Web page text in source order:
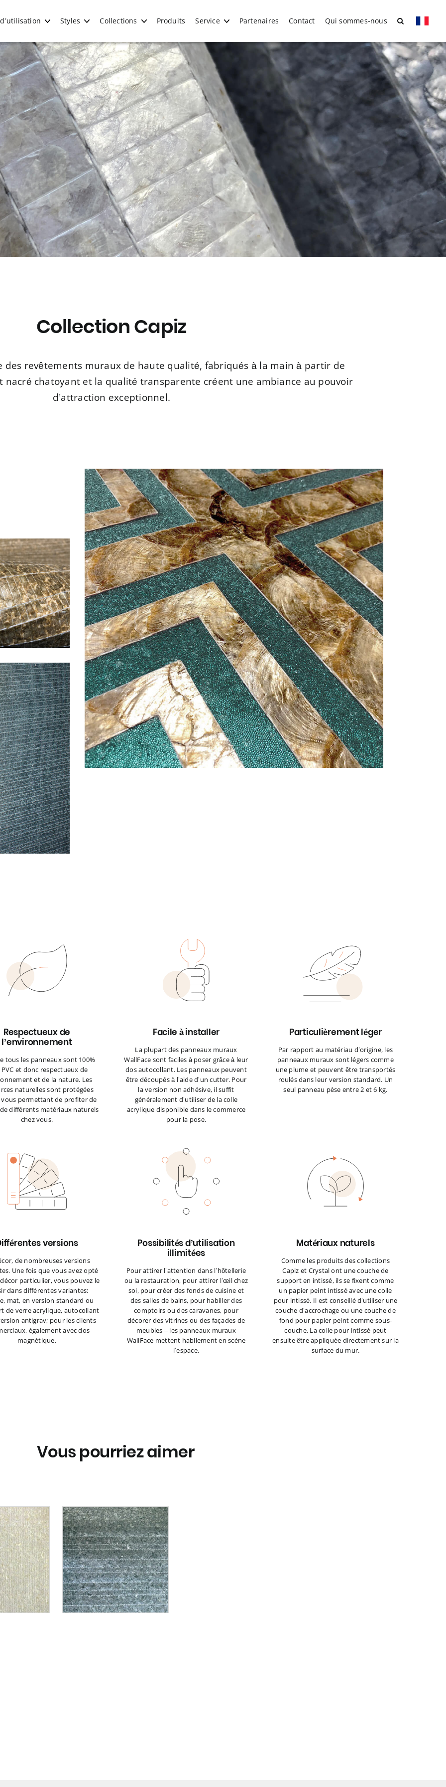
Styles Collections Produits Service Partenaires Contact Qui sommes-nous
Collection Capiz
des revêtements muraux de haute qualité, fabriqués à la main à partir de
nacré chatoyant et la qualité transparente créent une ambiance au pouvoir
d’attraction exceptionnel.
Respectueux de
l’environnement
tous les panneaux sont 100%
PVC et donc respectueux de
et de la nature. Les
naturelles sont protégées
permettant de profiter de
de différents matériaux naturels
chez vous.
Facile à installer
La plupart des panneaux muraux
WallFace sont faciles à poser grâce à leur
dos autocollant. Les panneaux peuvent
être découpés à l’aide d’un cutter. Pour
la version non adhésive, il suffit
généralement d’utiliser de la colle
acrylique disponible dans le commerce
pour la pose.
Particulièrement léger
Par rapport au matériau d’origine, les
panneaux muraux sont légers comme
une plume et peuvent être transportés
roulés dans leur version standard. Un
seul panneau pèse entre 2 et 6 kg.
versions
de nombreuses versions
Une fois que vous avez opté
particulier, vous pouvez le
dans différentes variantes:
mat, en version standard ou
de verre acrylique, autocollant
antigrav; pour les clients
également avec dos
magnétique.
Possibilités d’utilisation
illimitées
Pour attirer l’attention dans l’hôtellerie
ou la restauration, pour attirer l’œil chez
soi, pour créer des fonds de cuisine et
des salles de bains, pour habiller des
comptoirs ou des caravanes, pour
décorer des vitrines ou des façades de
meubles – les panneaux muraux
WallFace mettent habilement en scène
l’espace.
Matériaux naturels
Comme les produits des collections
Capiz et Crystal ont une couche de
support en intissé, ils se fixent comme
un papier peint intissé avec une colle
pour intissé. Il est conseillé d’utiliser une
couche d’accrochage ou une couche de
fond pour papier peint comme sous-
couche. La colle pour intissé peut
ensuite être appliquée directement sur la
surface du mur.
Vous pourriez aimer
mural
fait à la main
véritables
CAPIZ
bleu